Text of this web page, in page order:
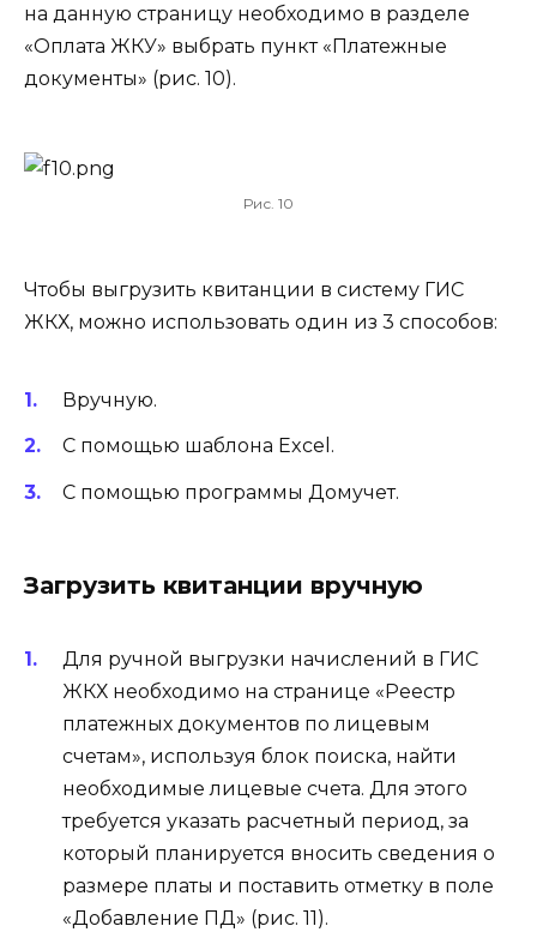
на данную страницу необходимо в разделе
«Оплата ЖКУ» выбрать пункт «Платежные
документы» (рис. 10).
Рис. 10
Чтобы выгрузить квитанции в систему ГИС
ЖКХ, можно использовать один из 3 способов:
Вручную.
С помощью шаблона Excel.
С помощью программы Домучет.
Загрузить квитанции вручную
Для ручной выгрузки начислений в ГИС
ЖКХ необходимо на странице «Реестр
платежных документов по лицевым
счетам», используя блок поиска, найти
необходимые лицевые счета. Для этого
требуется указать расчетный период, за
который планируется вносить сведения о
размере платы и поставить отметку в поле
«Добавление ПД» (рис. 11).